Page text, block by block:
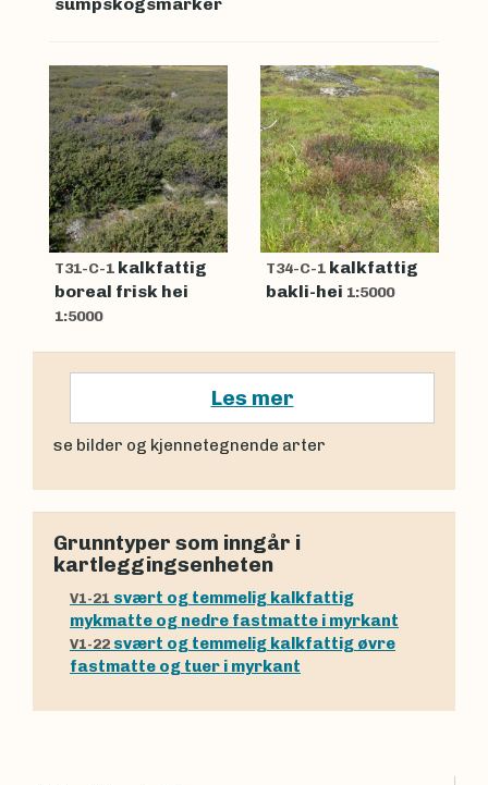
sumpskogsmarker
T31-C-1 kalkfattig
boreal frisk hei
1:5000
T34-C-1 kalkfattig
bakli-hei 1:5000
Les mer
se bilder og kjennetegnende arter
Grunntyper som inngår i
kartleggingsenheten
V1-21 svært og temmelig kalkfattig
mykmatte og nedre fastmatte i myrkant
V1-22 svært og temmelig kalkfattig øvre
fastmatte og tuer i myrkant